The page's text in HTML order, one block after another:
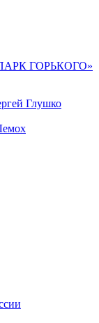
ГОРЬКОГО»
Глушко